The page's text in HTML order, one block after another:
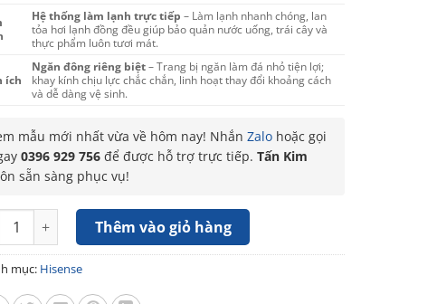
Hệ thống làm lạnh trực tiếp – Làm lạnh nhanh chóng, lan
tỏa hơi lạnh đồng đều giúp bảo quản nước uống, trái cây và
thực phẩm luôn tươi mát.
ích
Ngăn đông riêng biệt– Trang bị ngăn làm đá nhỏ tiện lợi;
khay kính chịu lực chắc chắn, linh hoạt thay đổi khoảng cách
và dễ dàng vệ sinh.
mẫu mới nhất vừa về hôm nay! Nhắn Zalohoặc gọi
0396 929 756để được hỗ trợ trực tiếp. Tấn Kim
sẵn sàng phục vụ!
lạnh Hisense 82 Lít RR106D4EBN số lượng
Thêm vào giỏ hàng
mục: Hisense